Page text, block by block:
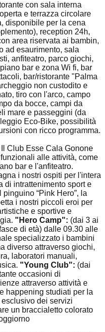
con sala interna
e terrazza circolare
disponibile per la cena
reception 24h,
area riservata ai bambin,
ad esaurimento, sala
anfiteatro, parco giochi,
bar e zona Wi fi, bar
bar/ristorante "Palma
non custodito e
tiro con l'arco, campo
da bocce, campi da
mare e passeggini (da
Eco-Bike, possibilità
con ricco programma.
Il Club Esse Cala Gonone
alle attività, come
bar e l'anfiteatro.
i nostri ospiti per l'intera
di intrattenimento sport e
Il pinguino “Pink Hero”, la
i nostri piccoli eroi per
e sportive e
"Hero Camp": (dai 3 ai
di età) dalle 09.30 alle
specializzato i bambini
diverso attraverso giochi,
laboratori manuali,
"Young Club": (dai
occasioni di
attraverso attività e
happening studiati per la
esclusivo dei servizi
un braccialetto colorato